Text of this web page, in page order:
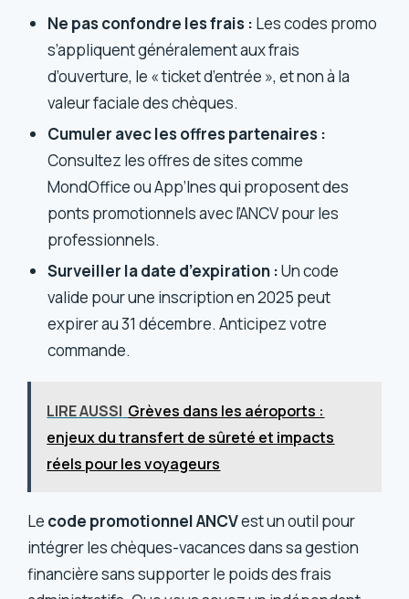
Ne pas confondre les frais : Les codes promo
s’appliquent généralement aux frais
d’ouverture, le « ticket d’entrée », et non à la
valeur faciale des chèques.
Cumuler avec les offres partenaires :
Consultez les offres de sites comme
MondOffice ou App’Ines qui proposent des
ponts promotionnels avec l’ANCV pour les
professionnels.
Surveiller la date d’expiration :Un code
valide pour une inscription en 2025 peut
expirer au 31 décembre. Anticipez votre
commande.
LIRE AUSSI Grèves dans les aéroports :
enjeux du transfert de sûreté et impacts
réels pour les voyageurs
Le code promotionnel ANCVest un outil pour
intégrer les chèques-vacances dans sa gestion
financière sans supporter le poids des frais